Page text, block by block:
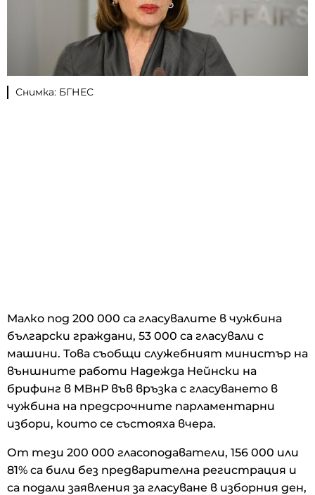
Снимка: БГНЕС
Малко под 200 000 са гласувалите в чужбина
български граждани, 53 000 са гласували с
машини. Това съобщи служебният министър на
външните работи Надежда Нейнски на
брифинг в МВнР във връзка с гласуването в
чужбина на предсрочните парламентарни
избори, които се състояха вчера.
От тези 200 000 гласоподаватели, 156 000 или
81% са били без предварителна регистрация и
са подали заявления за гласуване в изборния ден,